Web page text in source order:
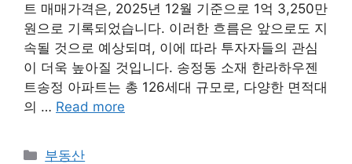
트 매매가격은, 2025년 12월 기준으로 1억 3,250만
원으로 기록되었습니다. 이러한 흐름은 앞으로도 지
속될 것으로 예상되며, 이에 따라 투자자들의 관심
이 더욱 높아질 것입니다. 송정동 소재 한라하우젠
트송정 아파트는 총 126세대 규모로, 다양한 면적대
의 … Read more
Categories
부동산